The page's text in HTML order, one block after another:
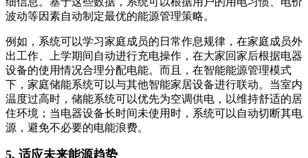
波动等因素自动制定最优的能源管理策略。
例如，系统可以学习家庭成员的日常作息规律，在家庭成员外
出工作、上学期间自动进行充电操作，在大家回家后根据电器
设备的使用情况合理分配电能。而且，在智能能源管理模式
下，家庭储能系统可以与其他智能家居设备进行联动。当室内
温度过高时，储能系统可以优先为空调供电，以维持舒适的居
住环境；当电器设备长时间未使用时，系统可以自动切断其电
源，避免不必要的电能浪费。
5. 适应未来能源趋势